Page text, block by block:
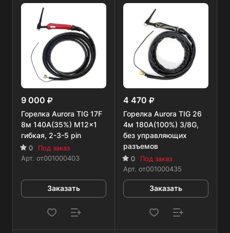
9 000
Горелка Aurora TIG 17F
8м 140А(35%) M12x1
гибкая, 2-3-5 pin
0
Под заказ
Арт. от001000403
Заказать
4 470
Горелка Aurora TIG 26
4м 180А(100%) 3/8G,
без управляющих
разъемов
0
Под заказ
Арт. от001000435
Заказать